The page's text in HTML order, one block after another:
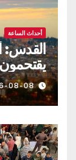
أحداث الساعة
القدس:
08-08